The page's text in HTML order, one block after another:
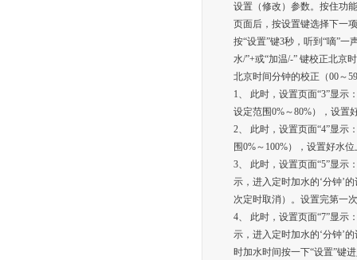
设置（修改）参数。按住功
页面后，按设置键选择下一
按“设置”键3秒，听到“嘀”
水/”+或“加温/-” 键校正北京
北京时间分钟的校正（00～
1、 此时，设置页面“3”显示
设定范围0%～80%），设置
2、 此时，设置页面“4”显示
围0%～100%），设置好水
3、 此时，设置页面“5”显示
示，进入定时加水的‘分钟’
次定时取消）。设置完第一
4、 此时，设置页面“7”显示
示，进入定时加水的‘分钟’
时加水时间按一下“设置”键